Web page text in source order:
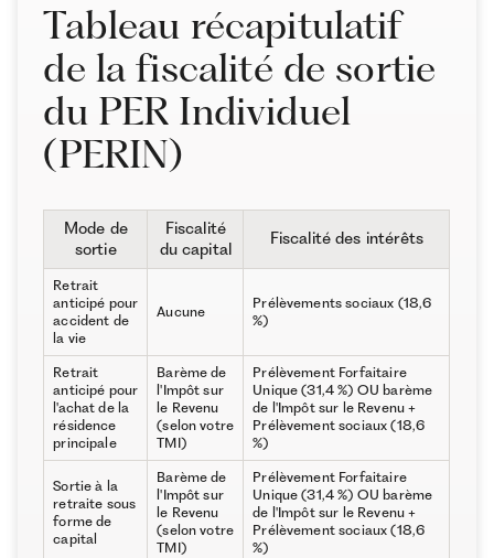
Tableau récapitulatif
de la fiscalité de sortie
du PER Individuel
(PERIN)
Mode de
sortie
Fiscalité
du capital
Fiscalité des intérêts
Retrait
anticipé pour
accident de
la vie
Aucune
Prélèvements sociaux (18,6
%)
Retrait
anticipé pour
l'achat de la
résidence
principale
Barème de
l'Impôt sur
le Revenu
(selon votre
TMI)
Prélèvement Forfaitaire
Unique (31,4 %) OU barème
de l'Impôt sur le Revenu +
Prélèvement sociaux (18,6
%)
Sortie à la
retraite sous
forme de
capital
Barème de
l'Impôt sur
le Revenu
(selon votre
TMI)
Prélèvement Forfaitaire
Unique (31,4 %) OU barème
de l'Impôt sur le Revenu +
Prélèvement sociaux (18,6
%)